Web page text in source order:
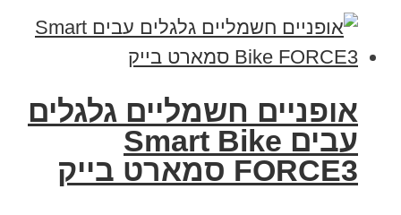
אופניים חשמליים גלגלים
עבים Smart Bike
FORCE3 סמארט בייק